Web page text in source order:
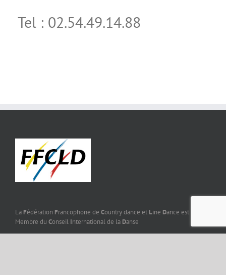
Tel : 02.54.49.14.88
La Fédération Francophone de Country dance et Line Dance est
Membre du Conseil International de la Danse